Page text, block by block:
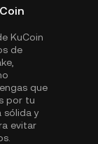
KuCoin
de
que
por tu
sólida y
evitar